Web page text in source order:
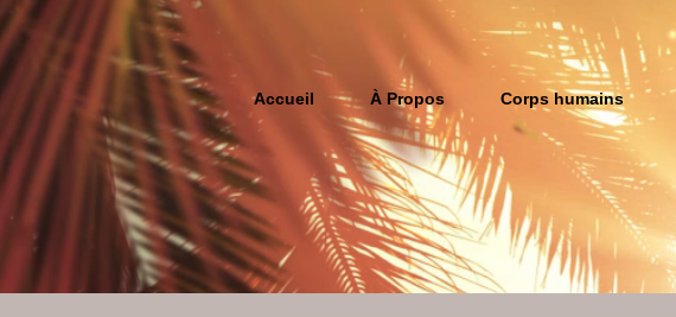
Accueil À Propos Corps humains